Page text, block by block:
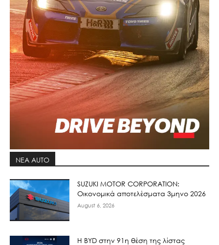
ΝΕΑ AUTO
SUZUKI MOTOR CORPORATION:
Οικονομικά αποτελέσματα 3μηνο 2026
August 6, 2026
Η BYD στην 91η θέση της λίστας